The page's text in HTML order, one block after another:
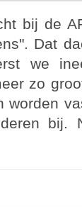
bij de
Dat
we
zo
worden
bij.